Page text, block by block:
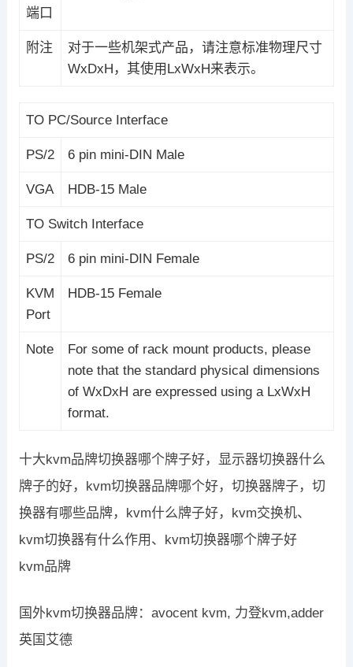
端口
附注
对于一些机架式产品，请注意标准物理尺寸
WxDxH，其使用LxWxH来表示。
TO PC/Source Interface
PS/2 6 pin mini-DIN Male
VGA HDB-15 Male
TO Switch Interface
PS/2 6 pin mini-DIN Female
KVM
Port
HDB-15 Female
Note
For some of rack mount products, please
note that the standard physical dimensions
of WxDxH are expressed using a LxWxH
format.
十大kvm品牌切换器哪个牌子好，显示器切换器什么
牌子的好，kvm切换器品牌哪个好，切换器牌子，切
换器有哪些品牌，kvm什么牌子好，kvm交换机、
kvm切换器有什么作用、kvm切换器哪个牌子好
kvm品牌
国外kvm切换器品牌：avocent kvm, 力登kvm,adder
英国艾德